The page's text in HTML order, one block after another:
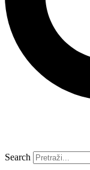
Search